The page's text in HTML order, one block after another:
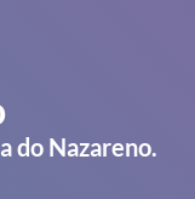
do Nazareno.